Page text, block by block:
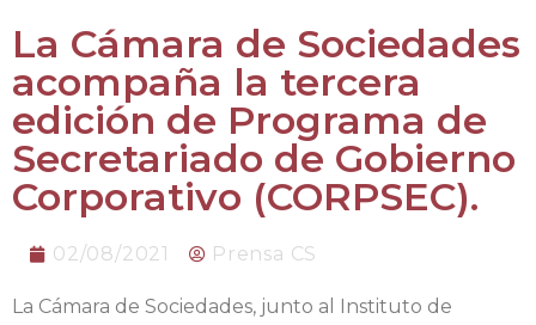
La Cámara de Sociedades
acompaña la tercera
edición de Programa de
Secretariado de Gobierno
Corporativo (CORPSEC).
02/08/2021 Prensa CS
La Cámara de Sociedades, junto al Instituto de